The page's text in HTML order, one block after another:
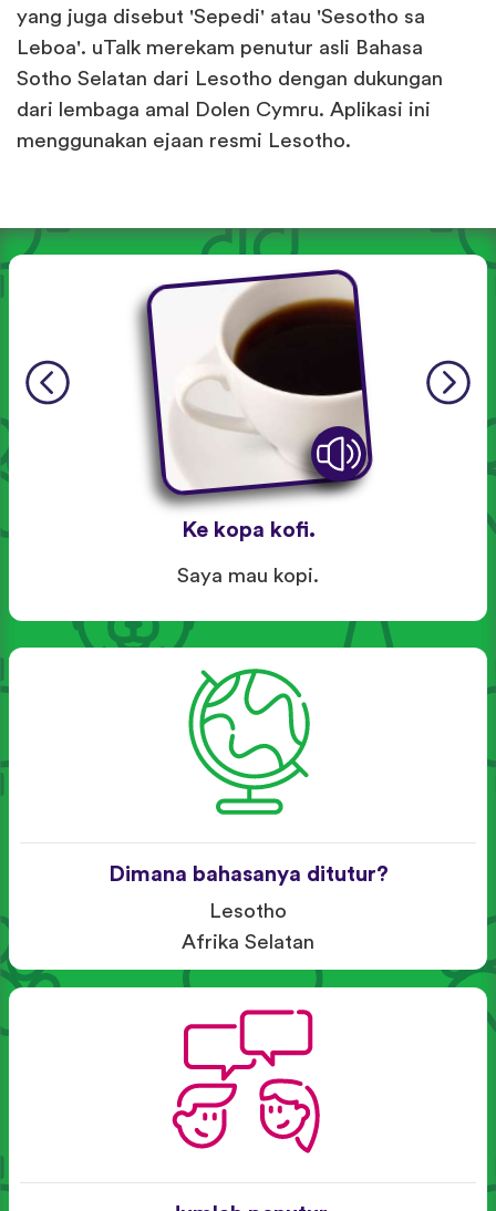
yang juga disebut 'Sepedi' atau 'Sesotho sa
Leboa'. uTalk merekam penutur asli Bahasa
Sotho Selatan dari Lesotho dengan dukungan
dari lembaga amal Dolen Cymru. Aplikasi ini
menggunakan ejaan resmi Lesotho.
Ke kopa kofi.
Saya mau kopi.
Dimana bahasanya ditutur?
Lesotho
Afrika Selatan